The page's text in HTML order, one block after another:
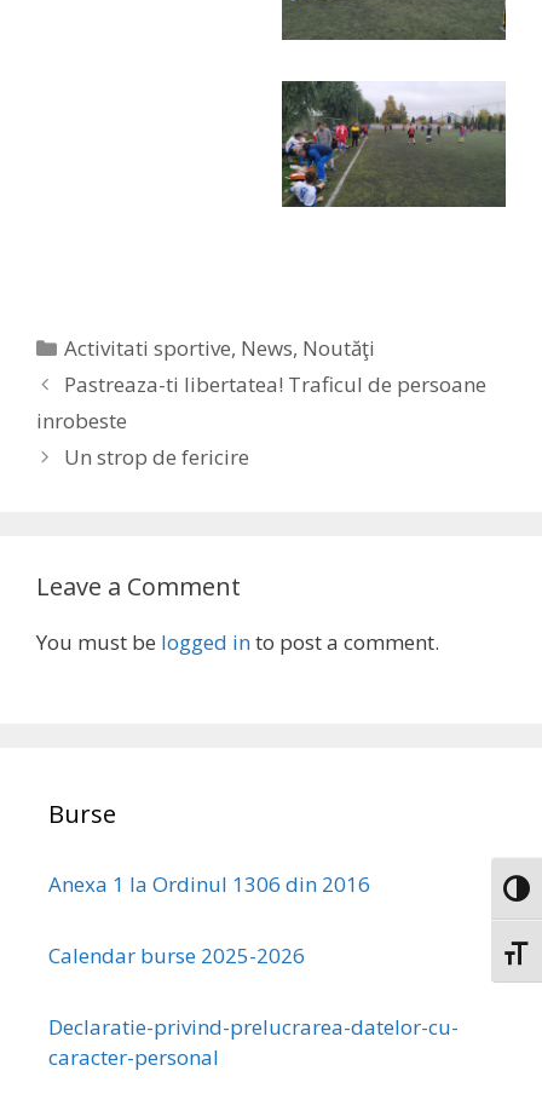
Categories
Activitati sportive, News, Noutăţi
Pastreaza-ti libertatea! Traficul de persoane
inrobeste
Un strop de fericire
Leave a Comment
You must be logged into post a comment.
Burse
Anexa 1 la Ordinul 1306 din 2016
Calendar burse 2025-2026
Declaratie-privind-prelucrarea-datelor-cu-
caracter-personal